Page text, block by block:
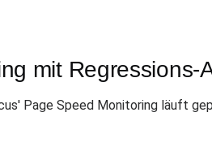
mit Regressions-
Page Speed Monitoring läuft